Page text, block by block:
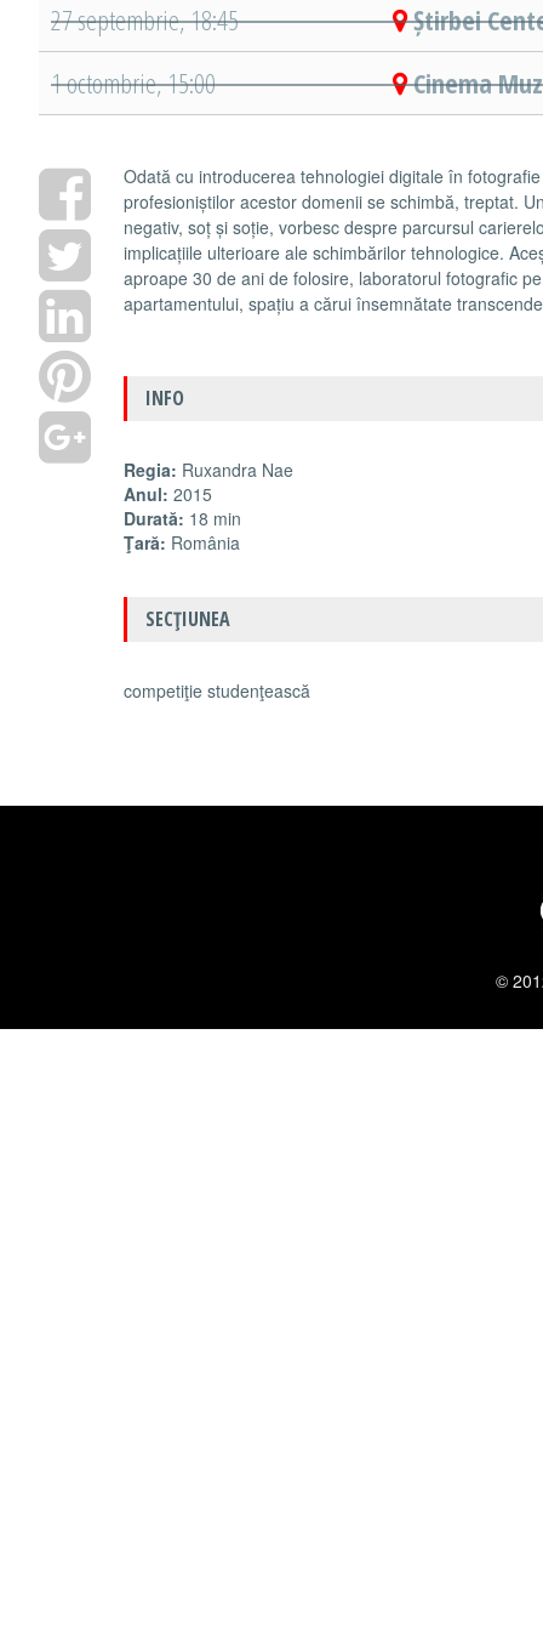
27 septembrie, 18:45
Știrbei
1 octombrie, 15:00
Cinema
Odată cu introducerea tehnologiei digitale în
profesioniștilor acestor domenii se schimbă, treptat.
negativ, soț și soție, vorbesc despre parcursul
implicațiile ulterioare ale schimbărilor tehnologice.
aproape 30 de ani de folosire, laboratorul fotografic
apartamentului, spațiu a cărui însemnătate
INFO
Regia: Ruxandra Nae
Anul: 2015
Durată: 18 min
Ţară: România
SECŢIUNEA
competiţie studenţească
©